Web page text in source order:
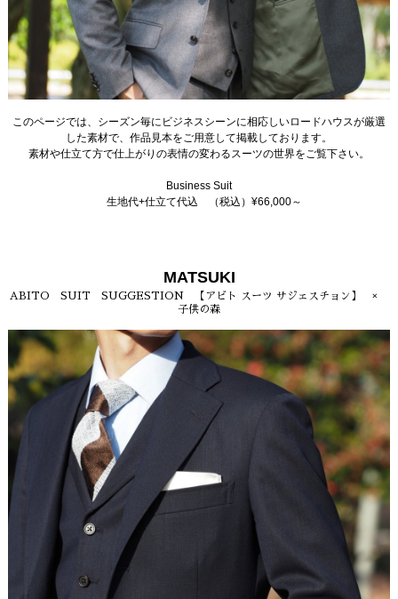
このページでは、シーズン毎にビジネスシーンに相応しいロードハウスが厳選
した素材で、作品見本をご用意して掲載しております。
素材や仕立て方で仕上がりの表情の変わるスーツの世界をご覧下さい。
Business Suit
生地代+仕立て代込 （税込）¥66,000～
MATSUKI
ABITO SUIT SUGGESTION 【アビト スーツ サジェスチョン】 ×
子供の森